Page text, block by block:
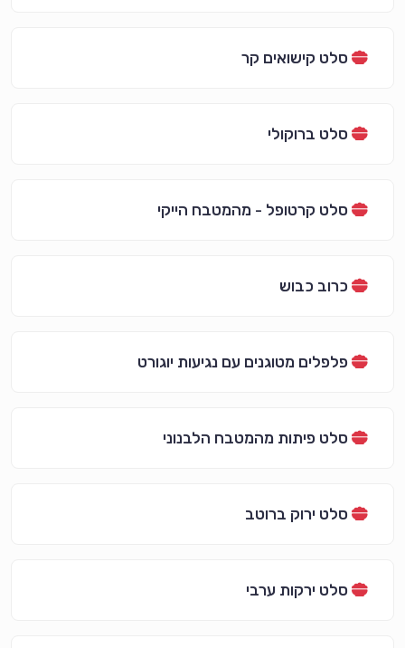
סלט קישואים קר
סלט ברוקולי
סלט קרטופל - מהמטבח הייקי
כרוב כבוש
פלפלים מטוגנים עם נגיעות יוגורט
סלט פיתות מהמטבח הלבנוני
סלט ירוק ברוטב
סלט ירקות ערבי